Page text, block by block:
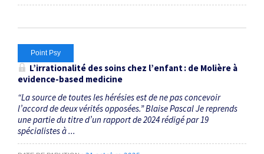
Point Psy
L’irrationalité des soins chez l’enfant : de Molière à
evidence-based medicine
“La source de toutes les hérésies est de ne pas concevoir
l’accord de deux vérités opposées.” Blaise Pascal Je reprends
une partie du titre d’un rapport de 2024 rédigé par 19
spécialistes à ...